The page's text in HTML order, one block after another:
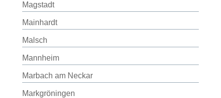
Magstadt
Mainhardt
Malsch
Mannheim
Marbach am Neckar
Markgröningen